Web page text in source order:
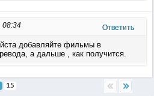
08:34 Ответить
добавляйте фильмы в
а дальше , как получится.
15